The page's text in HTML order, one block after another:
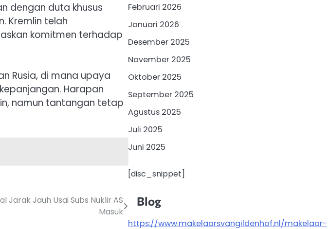
dengan duta khusus
Kremlin telah
komitmen terhadap
Rusia, di mana upaya
Harapan
namun tantangan tetap
Jarak Jauh Usai Subs Nuklir AS
Masuk
Februari 2026
Januari 2026
Desember 2025
November 2025
Oktober 2025
September 2025
Agustus 2025
Juli 2025
Juni 2025
[disc_snippet]
Blog
https://www.makelaarsvangildenhof.nl/makelaar-